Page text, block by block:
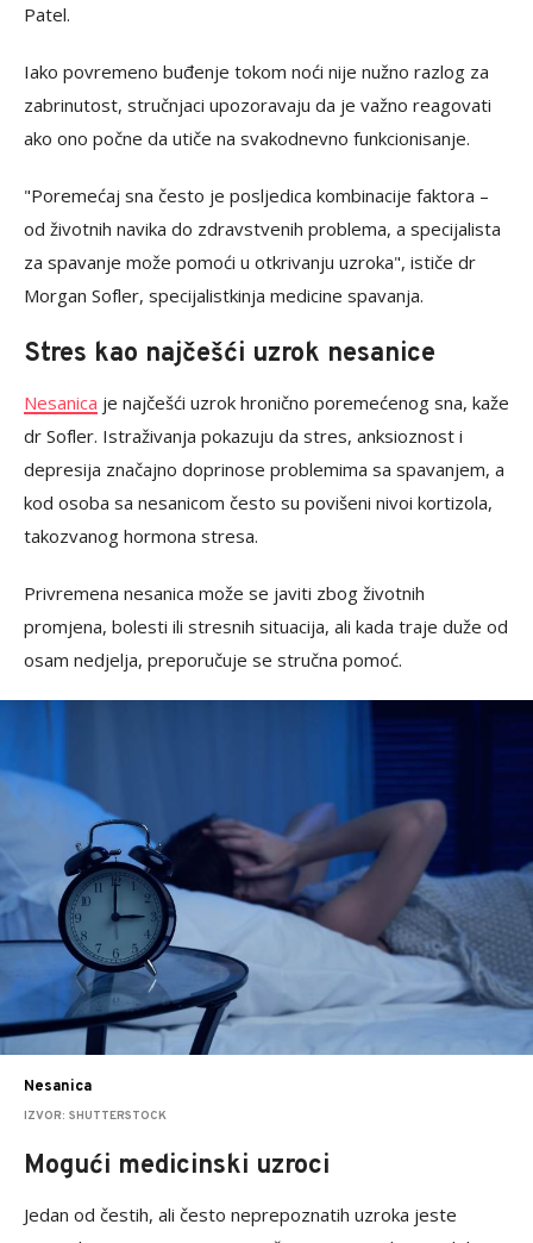
Patel.
Iako povremeno buđenje tokom noći nije nužno razlog za
zabrinutost, stručnjaci upozoravaju da je važno reagovati
ako ono počne da utiče na svakodnevno funkcionisanje.
"Poremećaj sna često je posljedica kombinacije faktora –
od životnih navika do zdravstvenih problema, a specijalista
za spavanje može pomoći u otkrivanju uzroka", ističe dr
Morgan Sofler, specijalistkinja medicine spavanja.
Stres kao najčešći uzrok nesanice
Nesanica je najčešći uzrok hronično poremećenog sna, kaže
dr Sofler. Istraživanja pokazuju da stres, anksioznost i
depresija značajno doprinose problemima sa spavanjem, a
kod osoba sa nesanicom često su povišeni nivoi kortizola,
takozvanog hormona stresa.
Privremena nesanica može se javiti zbog životnih
promjena, bolesti ili stresnih situacija, ali kada traje duže od
osam nedjelja, preporučuje se stručna pomoć.
Nesanica
IZVOR: SHUTTERSTOCK
Mogući medicinski uzroci
Jedan od čestih, ali često neprepoznatih uzroka jeste